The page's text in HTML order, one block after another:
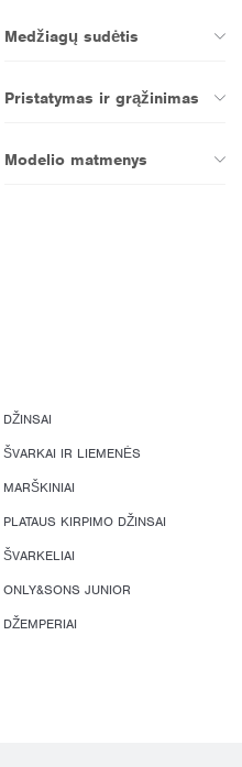
Medžiagų sudėtis
Pristatymas ir grąžinimas
Modelio matmenys
DŽINSAI
ŠVARKAI IR LIEMENĖS
MARŠKINIAI
PLATAUS KIRPIMO DŽINSAI
ŠVARKELIAI
ONLY&SONS JUNIOR
DŽEMPERIAI